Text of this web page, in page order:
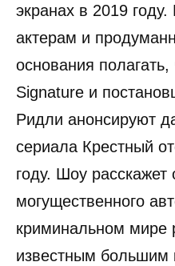
экранах в 2019
актерам и
основания полагать,
Signature и
Ридли анонсируют
сериала Крестный
году. Шоу расскажет
могущественного
криминальном мире
известным большим